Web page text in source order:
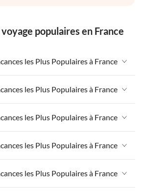
populaires en France
les Plus Populaires à France
à France
à Paris-Ile de France
à Paris
à Côte atlantique
à la Normandie
les Plus Populaires à France
à France
à Paris-Ile de France
à Paris
à Côte atlantique
les Plus Populaires à France
à France
à Paris-Ile de France
à Paris
les Plus Populaires à France
à France
à Paris-Ile de France
les Plus Populaires à France